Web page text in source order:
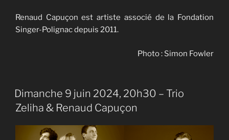
Renaud Capuçon est artiste associé de la Fondation
Singer-Polignac depuis 2011.
Photo : Simon Fowler
Dimanche 9 juin 2024, 20h30 – Trio
Zeliha & Renaud Capuçon